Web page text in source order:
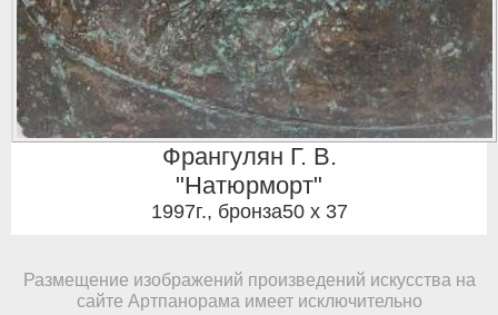
Франгулян Г. В.
"Натюрморт"
1997г., бронза50 x 37
Размещение изображений произведений искусства на
сайте Артпанорама имеет исключительно